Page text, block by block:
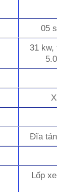
05
31 kw,
Đĩa
Lốp